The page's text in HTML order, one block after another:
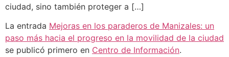
ciudad, sino también proteger a […]
La entrada Mejoras en los paraderos de Manizales: un
paso más hacia el progreso en la movilidad de la ciudad
se publicó primero en Centro de Información.